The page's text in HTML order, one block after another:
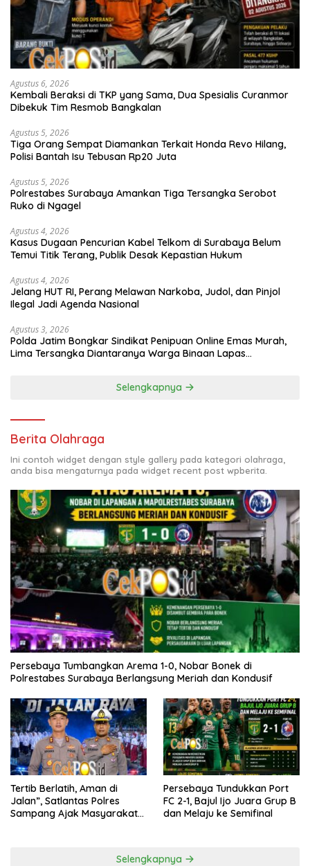
Agustus 6, 2026
Kembali Beraksi di TKP yang Sama, Dua Spesialis Curanmor
Dibekuk Tim Resmob Bangkalan
Agustus 5, 2026
Tiga Orang Sempat Diamankan Terkait Honda Revo Hilang,
Polisi Bantah Isu Tebusan Rp20 Juta
Agustus 5, 2026
Polrestabes Surabaya Amankan Tiga Tersangka Serobot
Ruko di Ngagel
Agustus 4, 2026
Kasus Dugaan Pencurian Kabel Telkom di Surabaya Belum
Temui Titik Terang, Publik Desak Kepastian Hukum
Agustus 4, 2026
Jelang HUT RI, Perang Melawan Narkoba, Judol, dan Pinjol
Ilegal Jadi Agenda Nasional
Agustus 3, 2026
Polda Jatim Bongkar Sindikat Penipuan Online Emas Murah,
Lima Tersangka Diantaranya Warga Binaan Lapas
Selengkapnya
Berita Olahraga
Ini contoh widget dengan style gallery pada kategori olahraga,
anda bisa mengaturnya pada widget recent post wpberita.
Persebaya Tumbangkan Arema 1-0, Nobar Bonek di
Polrestabes Surabaya Berlangsung Meriah dan Kondusif
Tertib Berlatih, Aman di
Jalan”, Satlantas Polres
Sampang Ajak Masyarakat
Persebaya Tundukkan Port
FC 2-1, Bajul Ijo Juara Grup B
dan Melaju ke Semifinal
Selengkapnya